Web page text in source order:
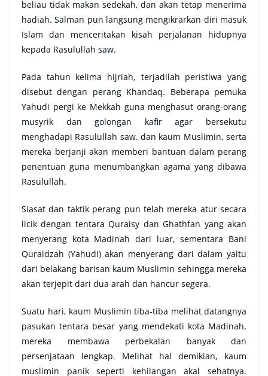
beliau tidak makan sedekah, dan akan tetap menerima
hadiah. Salman pun langsung mengikrarkan diri masuk
Islam dan menceritakan kisah perjalanan hidupnya
kepada Rasulullah saw.
Pada tahun kelima hijriah, terjadilah peristiwa yang
disebut dengan perang Khandaq. Beberapa pemuka
Yahudi pergi ke Mekkah guna menghasut orang-orang
musyrik dan golongan kafir agar bersekutu
menghadapi Rasulullah saw. dan kaum Muslimin, serta
mereka berjanji akan memberi bantuan dalam perang
penentuan guna menumbangkan agama yang dibawa
Rasulullah.
Siasat dan taktik perang pun telah mereka atur secara
licik dengan tentara Quraisy dan Ghathfan yang akan
menyerang kota Madinah dari luar, sementara Bani
Quraidzah (Yahudi) akan menyerang dari dalam yaitu
dari belakang barisan kaum Muslimin sehingga mereka
akan terjepit dari dua arah dan hancur segera.
Suatu hari, kaum Muslimin tiba-tiba melihat datangnya
pasukan tentara besar yang mendekati kota Madinah,
mereka membawa perbekalan banyak dan
persenjataan lengkap. Melihat hal demikian, kaum
muslimin panik seperti kehilangan akal sehatnya.